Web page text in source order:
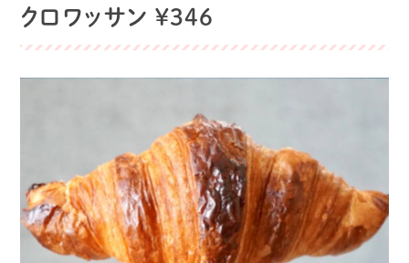
クロワッサン ¥346